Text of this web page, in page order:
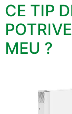
CE TIP
MEU ?